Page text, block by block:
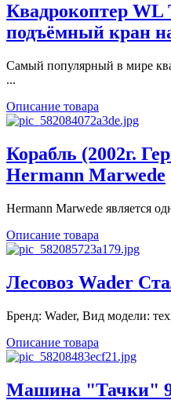
Квадрокоптер WL
подъёмный кран
Самый популярный в мире
...
Описание товара
Корабль (2002г.
Hermann Marwede
Hermann Marwede является
Описание товара
Лесовоз Wader
Бренд: Wader, Вид модели:
Описание товара
Машина "Тачки"